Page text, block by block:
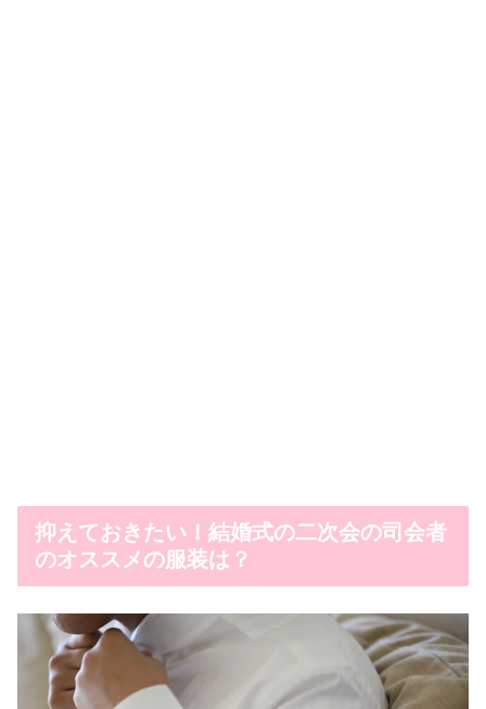
抑えておきたい！結婚式の二次会の司会者
のオススメの服装は？